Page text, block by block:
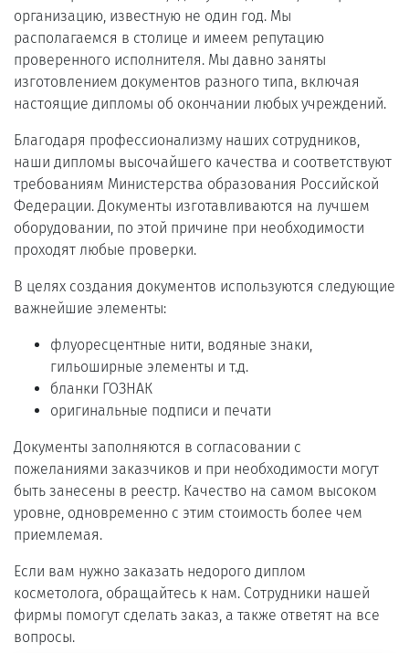
организацию, известную не один год. Мы
располагаемся в столице и имеем репутацию
проверенного исполнителя. Мы давно заняты
изготовлением документов разного типа, включая
настоящие дипломы об окончании любых учреждений.
Благодаря профессионализму наших сотрудников,
наши дипломы высочайшего качества и соответствуют
требованиям Министерства образования Российской
Федерации. Документы изготавливаются на лучшем
оборудовании, по этой причине при необходимости
проходят любые проверки.
В целях создания документов используются следующие
важнейшие элементы:
флуоресцентные нити, водяные знаки,
гильоширные элементы и т.д.
бланки ГОЗНАК
оригинальные подписи и печати
Документы заполняются в согласовании с
пожеланиями заказчиков и при необходимости могут
быть занесены в реестр. Качество на самом высоком
уровне, одновременно с этим стоимость более чем
приемлемая.
Если вам нужно заказать недорого диплом
косметолога, обращайтесь к нам. Сотрудники нашей
фирмы помогут сделать заказ, а также ответят на все
вопросы.